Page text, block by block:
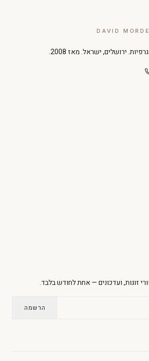
DAVID
ירושלים, ישראל. מאז 2008.
זוגות, ועדכונים — אחת לחודש בלבד.
הרשמה